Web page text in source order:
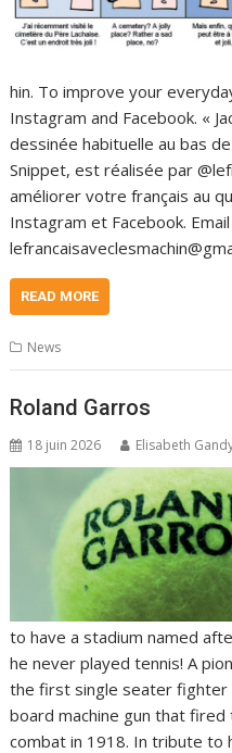
hin. To improve your
Instagram and Facebook. «
dessinée habituelle au bas
Snippet, est réalisée par
améliorer votre français au
Instagram et Facebook. Email
READ MORE
News
Roland Garros
18 juin 2026 Elisabeth
to have a stadium named
he never played tennis! A
the first single seater fighter
board machine gun that
combat in 1918. In tribute to